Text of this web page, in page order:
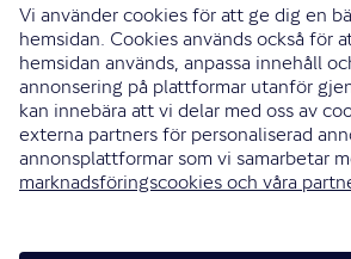
Press och media
Investor relations
Samarbetspartners
0771-326 326
Bli uppringd
Skriv till oss
Instagram